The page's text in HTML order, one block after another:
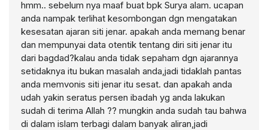
hmm.. sebelum nya maaf buat bpk Surya alam. ucapan
anda nampak terlihat kesombongan dgn mengatakan
kesesatan ajaran siti jenar. apakah anda memang benar
dan mempunyai data otentik tentang diri siti jenar itu
dari bagdad?kalau anda tidak sepaham dgn ajarannya
setidaknya itu bukan masalah anda,jadi tidaklah pantas
anda memvonis siti jenar itu sesat. dan apakah anda
udah yakin seratus persen ibadah yg anda lakukan
sudah di terima Allah ?? mungkin anda sudah tau bahwa
di dalam islam terbagi dalam banyak aliran,jadi